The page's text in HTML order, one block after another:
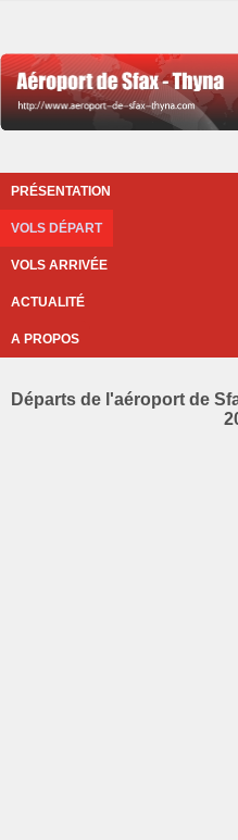
PRÉSENTATION
VOLS DÉPART
VOLS ARRIVÉE
ACTUALITÉ
A PROPOS
Départs de l'aéroport de